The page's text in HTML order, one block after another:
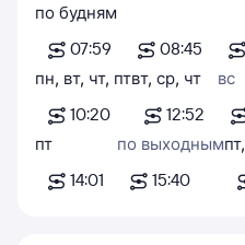
по будням
07:59
08:45
пн, вт, чт, пт
10:20
вт, ср, чт
12:52
вс
пт
14:01
по выходным
15:40
пт,